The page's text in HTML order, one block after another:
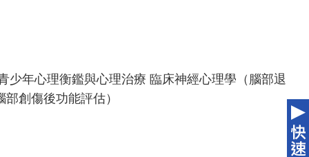
少年心理衡鑑與心理治療 臨床神經心理學（腦部退
創傷後功能評估）